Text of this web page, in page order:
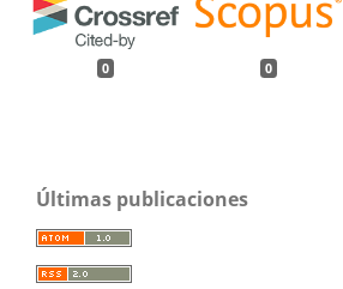
0 0
Últimas publicaciones